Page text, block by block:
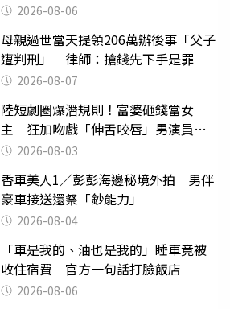
2026-08-06
母親過世當天提領206萬辦後事「父子
遭判刑」 律師：搶錢先下手是罪
2026-08-07
陸短劇圈爆潛規則！富婆砸錢當女
主 狂加吻戲「伸舌咬唇」男演員崩
潰 2026-08-03
香車美人1／彭彭海邊秘境外拍 男伴
豪車接送還祭「鈔能力」
2026-08-04
「車是我的、油也是我的」睡車竟被
收住宿費 官方一句話打臉飯店
2026-08-06